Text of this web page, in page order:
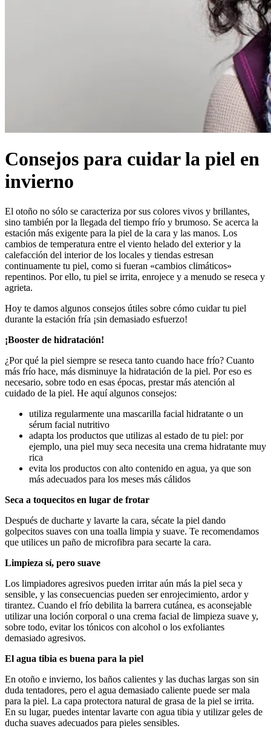
Consejos para cuidar la piel en
invierno
El otoño no sólo se caracteriza por sus colores vivos y brillantes,
sino también por la llegada del tiempo frío y brumoso. Se acerca la
estación más exigente para la piel de la cara y las manos. Los
cambios de temperatura entre el viento helado del exterior y la
calefacción del interior de los locales y tiendas estresan
continuamente tu piel, como si fueran «cambios climáticos»
repentinos. Por ello, tu piel se irrita, enrojece y a menudo se reseca y
agrieta.
Hoy te damos algunos consejos útiles sobre cómo cuidar tu piel
durante la estación fría ¡sin demasiado esfuerzo!
¡Booster de hidratación!
¿Por qué la piel siempre se reseca tanto cuando hace frío? Cuanto
más frío hace, más disminuye la hidratación de la piel. Por eso es
necesario, sobre todo en esas épocas, prestar más atención al
cuidado de la piel. He aquí algunos consejos:
utiliza regularmente una mascarilla facial hidratante o un
sérum facial nutritivo
adapta los productos que utilizas al estado de tu piel: por
ejemplo, una piel muy seca necesita una crema hidratante muy
rica
evita los productos con alto contenido en agua, ya que son
más adecuados para los meses más cálidos
Seca a toquecitos en lugar de frotar
Después de ducharte y lavarte la cara, sécate la piel dando
golpecitos suaves con una toalla limpia y suave. Te recomendamos
que utilices un paño de microfibra para secarte la cara.
Limpieza sí, pero suave
Los limpiadores agresivos pueden irritar aún más la piel seca y
sensible, y las consecuencias pueden ser enrojecimiento, ardor y
tirantez. Cuando el frío debilita la barrera cutánea, es aconsejable
utilizar una loción corporal o una crema facial de limpieza suave y,
sobre todo, evitar los tónicos con alcohol o los exfoliantes
demasiado agresivos.
El agua tibia es buena para la piel
En otoño e invierno, los baños calientes y las duchas largas son sin
duda tentadores, pero el agua demasiado caliente puede ser mala
para la piel. La capa protectora natural de grasa de la piel se irrita.
En su lugar, puedes intentar lavarte con agua tibia y utilizar geles de
ducha suaves adecuados para pieles sensibles.